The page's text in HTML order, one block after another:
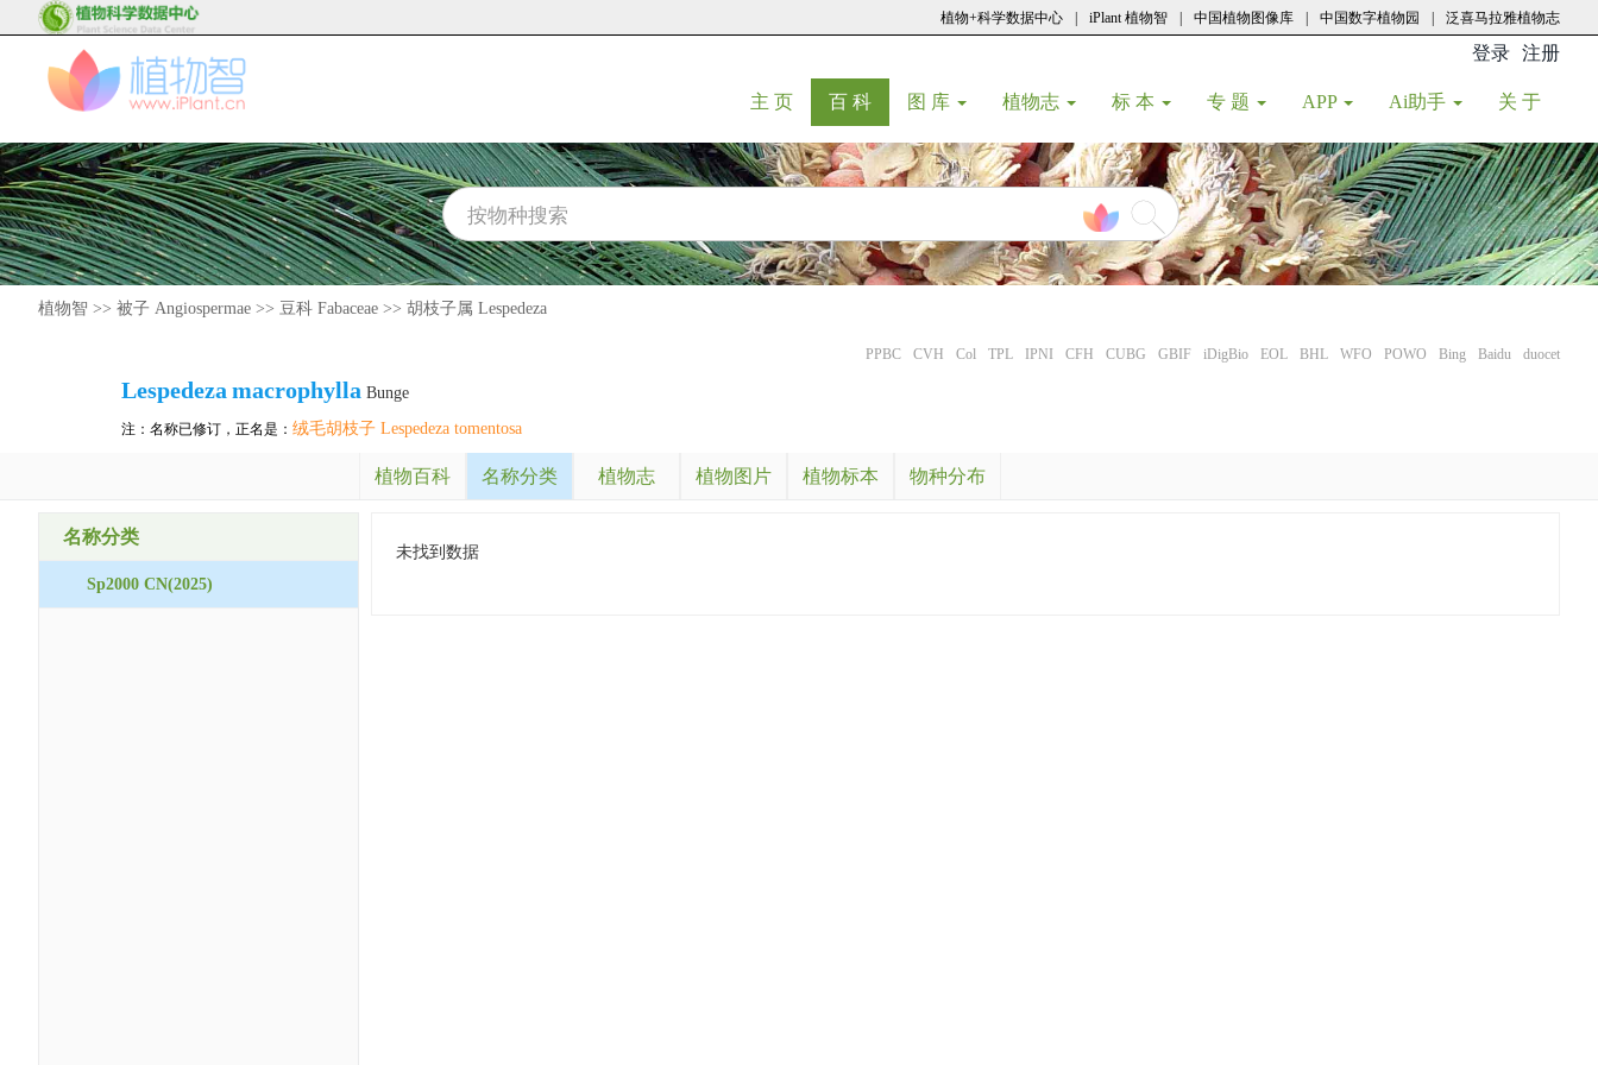
植物+科学数据中心 iPlant 植物智 中国植物图像库 中国数字植物园 泛喜马拉雅植物志
登录 注册
主 页(current)
百 科(current)
图 库 植物志 标 本 专 题 APP Ai助手 关 于
植物智 >> 被子 Angiospermae >> 豆科 Fabaceae >> 胡枝子属 Lespedeza
PPBC CVH Col TPL IPNI CFH CUBG GBIF iDigBio EOL BHL WFO POWO Bing Baidu duocet
Lespedeza macrophylla Bunge
注：名称已修订，正名是： 绒毛胡枝子 Lespedeza tomentosa
植物百科 名称分类 植物志 植物图片 植物标本 物种分布
名称分类
Sp2000 CN(2025)
未找到数据